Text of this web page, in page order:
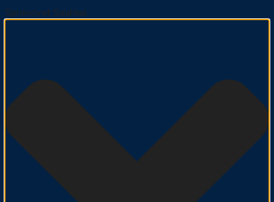
Spravovat Souhlas